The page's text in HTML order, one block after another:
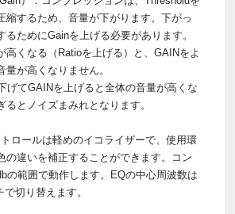
縮するため、音量が下がります。下がっ
るためにGainを上げる必要があります。
高くなる（Ratioを上げる）と、GAINをよ
量が高くなりません。
げてGAINを上げると全体の音量が高くな
るとノイズまみれとなります。
ロールは軽めのイコライザーで、使用環
の違いを補正することができます。コン
の範囲で動作します。EQの中心周波数は
切り替えます。